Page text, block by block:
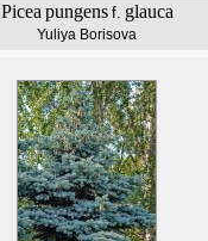
Picea pungens f. glauca
Yuliya Borisova